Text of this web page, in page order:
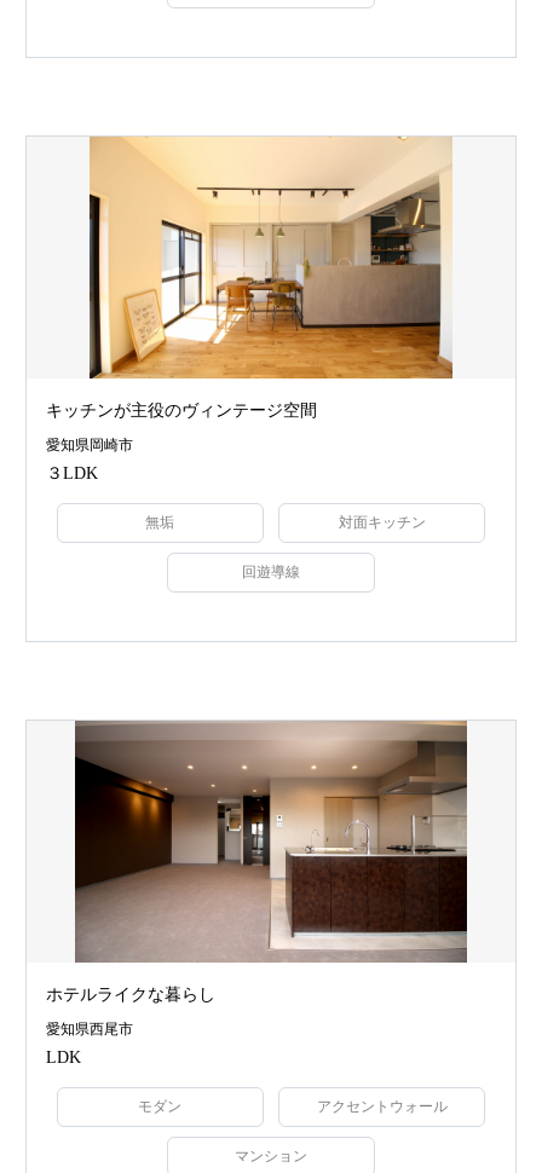
キッチンが主役のヴィンテージ空間
愛知県岡崎市
３LDK
無垢 対面キッチン
回遊導線
ホテルライクな暮らし
愛知県西尾市
LDK
モダン アクセントウォール
マンション